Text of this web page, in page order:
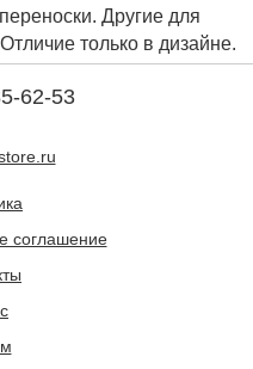
Другие для
только в дизайне.
62-53
соглашение